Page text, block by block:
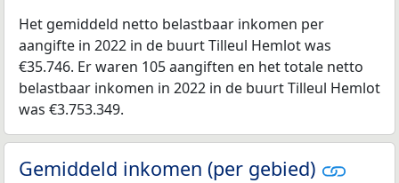
Het gemiddeld netto belastbaar inkomen per
aangifte in 2022 in de buurt Tilleul Hemlot was
€35.746. Er waren 105 aangiften en het totale netto
belastbaar inkomen in 2022 in de buurt Tilleul Hemlot
was €3.753.349.
Gemiddeld inkomen (per gebied)